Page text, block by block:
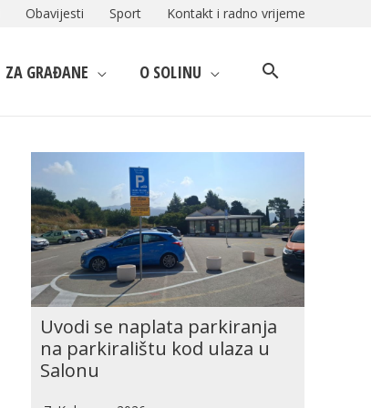
Obavijesti Sport Kontakt i radno vrijeme
ZA GRAĐANE O SOLINU
Uvodi se naplata parkiranja
na parkiralištu kod ulaza u
Salonu